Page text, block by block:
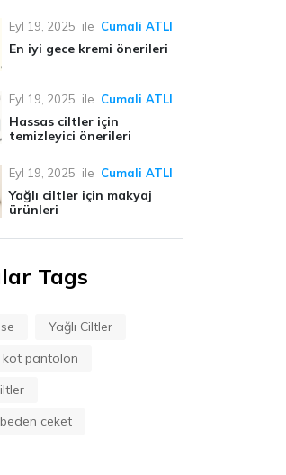
Eyl 19, 2025 ile Cumali ATLI
En iyi gece kremi önerileri
Eyl 19, 2025 ile Cumali ATLI
Hassas ciltler için
temizleyici önerileri
Eyl 19, 2025 ile Cumali ATLI
Yağlı ciltler için makyaj
ürünleri
Tags
Yağlı Ciltler
kot pantolon
ceket